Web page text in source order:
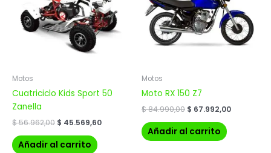
Motos
Cuatriciclo Kids Sport 50
Zanella
$56.962,00 $ 45.569,60
Añadir al carrito
Motos
Moto RX 150 Z7
$84.990,00 $ 67.992,00
Añadir al carrito